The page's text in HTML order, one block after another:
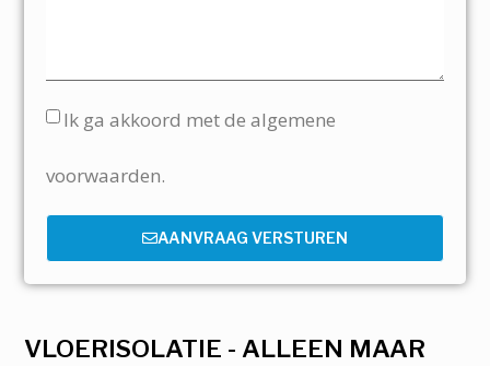
VLOERISOLATIE - ALLEEN MAAR
Ik ga akkoord met de algemene
voorwaarden.
AANVRAAG VERSTUREN